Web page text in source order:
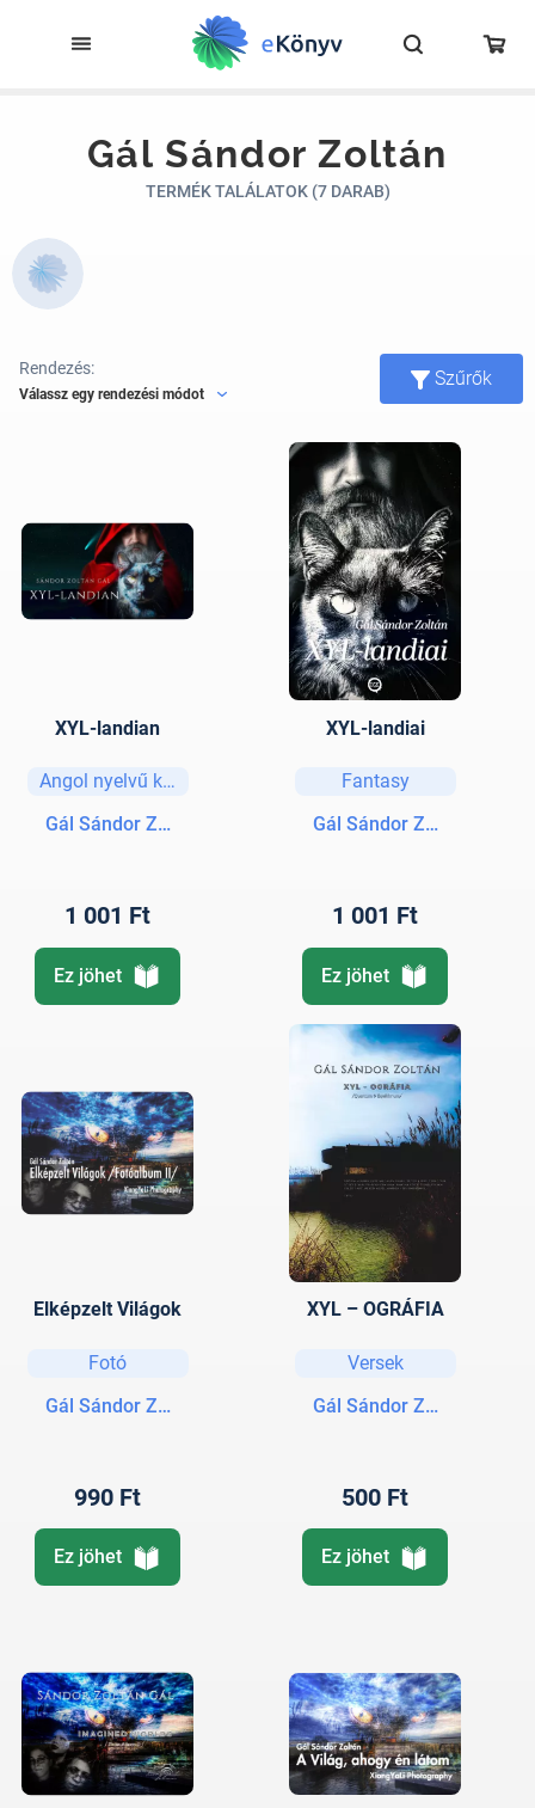
Gál Sándor Zoltán
TERMÉK TALÁLATOK (7 DARAB)
Rendezés:
Válassz egy rendezési módot
Szűrők
XYL-landian
Angol nyelvű könyvek
Gál Sándor Zoltán
1 001 Ft
Ez jöhet
XYL-landiai
Fantasy
Gál Sándor Zoltán
1 001 Ft
Ez jöhet
Elképzelt Világok
Fotó
Gál Sándor Zoltán
990 Ft
Ez jöhet
XYL – OGRÁFIA
Versek
Gál Sándor Zoltán
500 Ft
Ez jöhet